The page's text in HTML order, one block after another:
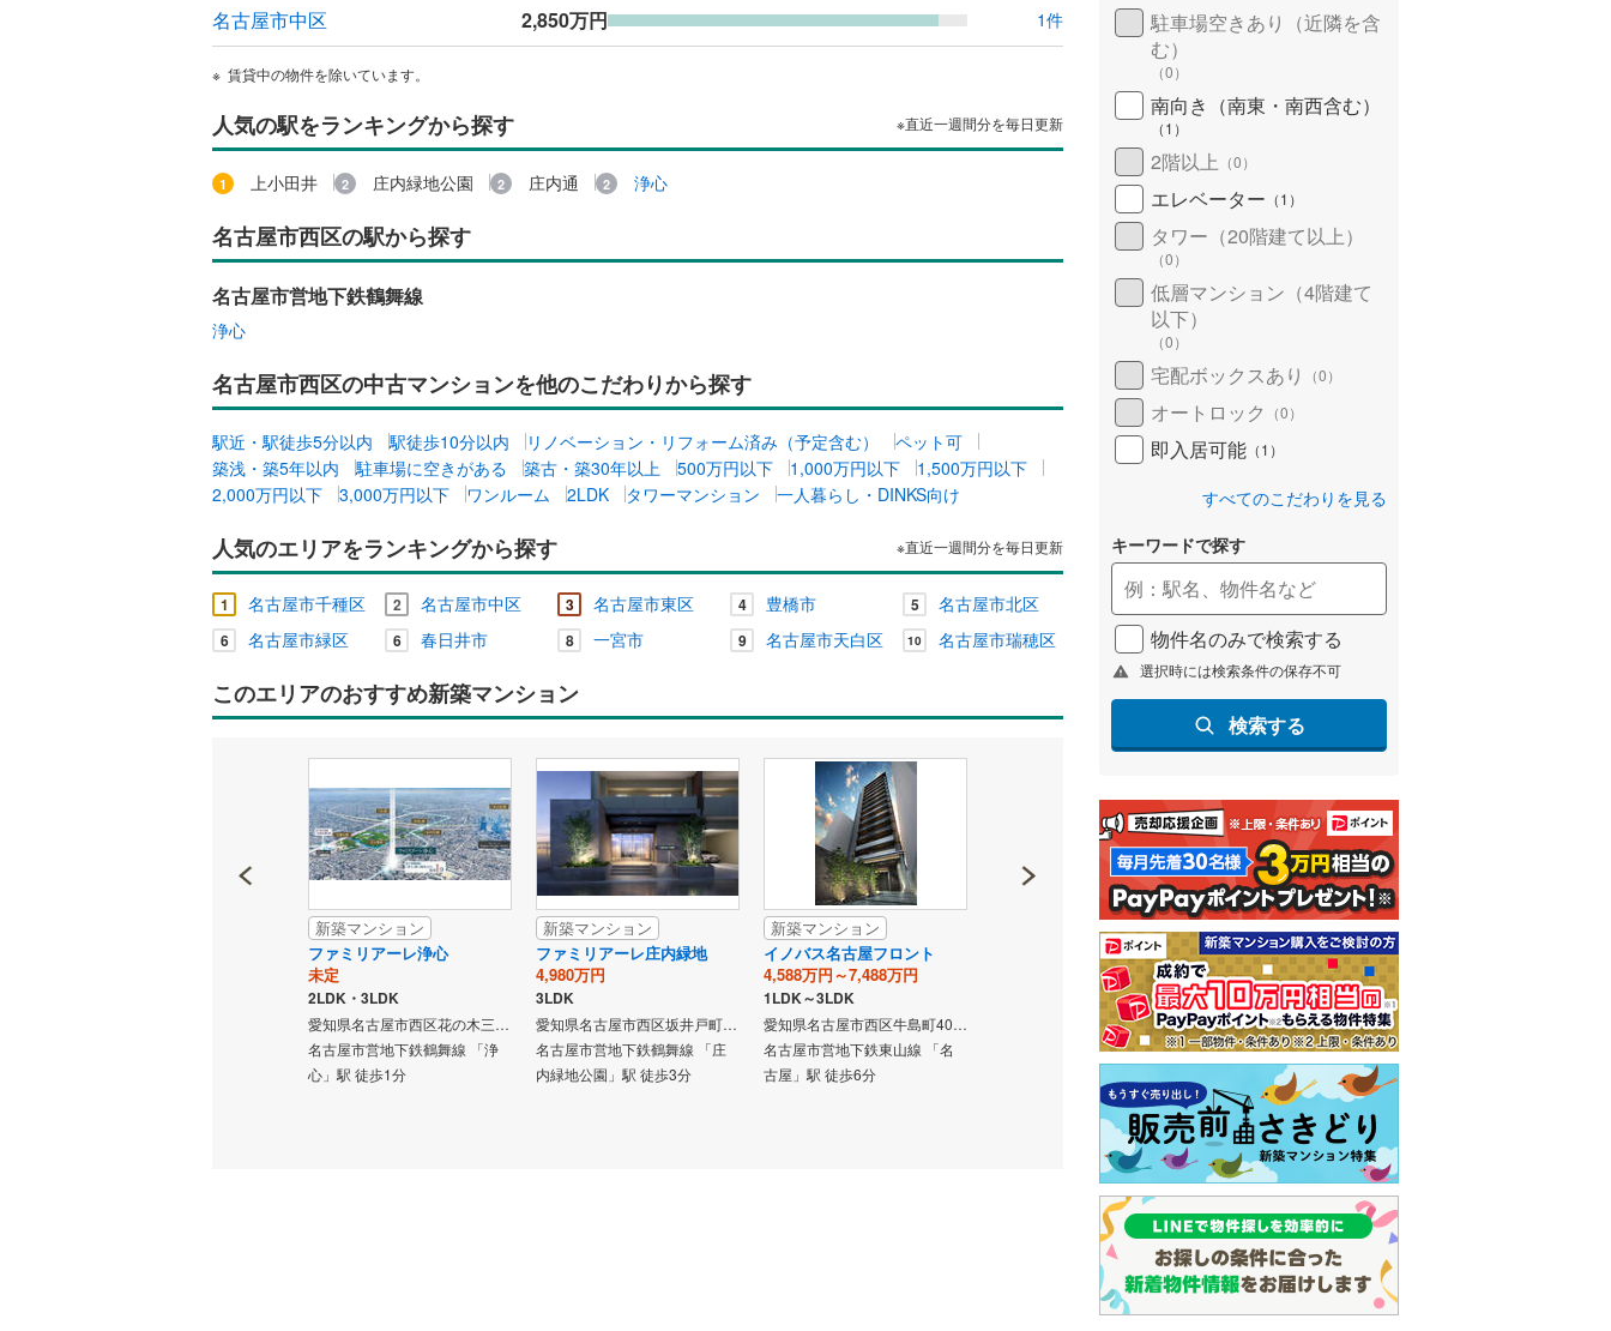
名古屋市中区 2,850万円 1件
賃貸中の物件を除いています。
人気の駅をランキングから探す ※直近一週間分を毎日更新
上小田井 庄内緑地公園 庄内通 浄心
名古屋市西区の駅から探す
名古屋市営地下鉄鶴舞線
浄心
名古屋市西区の中古マンションを他のこだわりから探す
駅近・駅徒歩5分以内 駅徒歩10分以内 リノベーション・リフォーム済み（予定含む）
ペット可
築浅・築5年以内
駐車場に空きがある 築古・築30年以上 500万円以下 1,000万円以下
1,500万円以下
2,000万円以下
3,000万円以下 ワンルーム 2LDK タワーマンション 一人暮らし・DINKS向け
人気のエリアをランキングから探す ※直近一週間分を毎日更新
1 名古屋市千種区 2 名古屋市中区 3 名古屋市東区 4 豊橋市 5 名古屋市北区
6 名古屋市緑区 6 春日井市 8 一宮市 9 名古屋市天白区 10 名古屋市瑞穂区
このエリアのおすすめ新築マンション
新築マンション
ファミリアーレ浄心
未定
2LDK・3LDK
愛知県名古屋市西区花の木三丁目1212番（地番）
名古屋市営地下鉄鶴舞線 「浄
心」駅 徒歩1分
新築マンション
ファミリアーレ庄内緑地
4,980万円
3LDK
愛知県名古屋市西区坂井戸町127番（地番）
名古屋市営地下鉄鶴舞線 「庄
内緑地公園」駅 徒歩3分
新築マンション
イノバス名古屋フロント
4,588万円～7,488万円
1LDK～3LDK
愛知県名古屋市西区牛島町402番（地番）
名古屋市営地下鉄東山線 「名
古屋」駅 徒歩6分
新築マンション
2,998万円・5,598万円
愛知県名古屋市西区名駅二丁目903番2（地番）
名古屋市営地下鉄東山線 「名
新築マンション
プレサンス ロジェ 名古屋城
西
3,680万円～5,850万円
2LDK・3LDK
名古屋市営地下鉄鶴舞線 「浅
間町」駅 徒歩3分
駐車場空きあり（近隣を含
む）
（0）
南向き（南東・南西含む）
（1 ）
2階以上 （0）
エレベーター （1 ）
タワー（20階建て以上）
（0）
低層マンション（4階建て
以下）
（0）
宅配ボックスあり （0）
オートロック （0）
即入居可能 （1 ）
すべてのこだわりを見る
キーワードで探す
物件名のみで検索する
選択時には検索条件の保存不可
検索する